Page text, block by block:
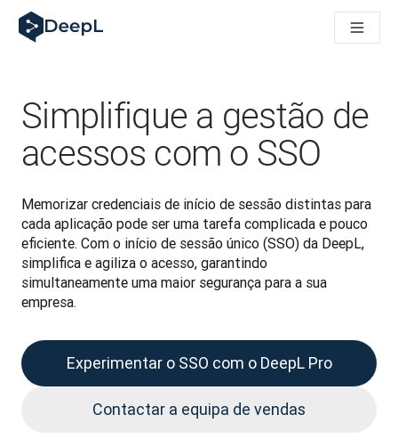
DeepL para agentes de IA
Translation Flow do DeepL: Novos fluxos de trabalho
Desvendando a confiança na IA linguística empresarial. Em
Desenvolvimento da Avaliação da Qualidade de Tradução no
De tradução de texto a plataforma de voz em tempo real
Simplifique a gestão de
acessos com o SSO
Memorizar credenciais de início de sessão distintas para
cada aplicação pode ser uma tarefa complicada e pouco
eficiente. Com o início de sessão único (SSO) da DeepL,
simplifica e agiliza o acesso, garantindo
simultaneamente uma maior segurança para a sua
empresa.
Experimentar o SSO com o DeepL Pro
Contactar a equipa de vendas